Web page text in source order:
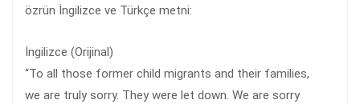
özrün İngilizce ve Türkçe metni:
İngilizce (Orijinal)
“To all those former child migrants and their families,
we are truly sorry. They were let down. We are sorry